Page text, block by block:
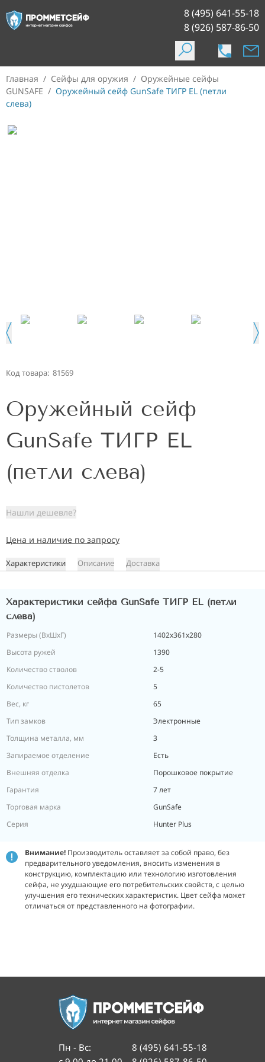
8 (495) 641-55-18
8 (926) 587-86-50
Главная / Сейфы для оружия / Оружейные сейфы
GUNSAFE / Оружейный сейф GunSafe ТИГР EL (петли
слева)
Код товара: 81569
Оружейный сейф
GunSafe ТИГР EL
(петли слева)
Нашли дешевле?
Цена и наличие по запросу
Характеристики Описание Доставка
Характеристики сейфа GunSafe ТИГР EL (петли
слева)
Размеры (ВxШxГ)
1402х361х280
Высота ружей
1390
Количество стволов
2-5
Количество пистолетов
5
Вес, кг
65
Тип замков
Электронные
Толщина металла, мм
3
Запираемое отделение
Есть
Внешняя отделка
Порошковое покрытие
Гарантия
7 лет
Торговая марка
GunSafe
Серия
Hunter Plus
Внимание! Производитель оставляет за собой право, без
предварительного уведомления, вносить изменения в
конструкцию, комплектацию или технологию изготовления
сейфа, не ухудшающие его потребительских свойств, с целью
улучшения его технических характеристик. Цвет сейфа может
отличаться от представленного на фотографии.
Пн - Вс:
8 (495) 641-55-18